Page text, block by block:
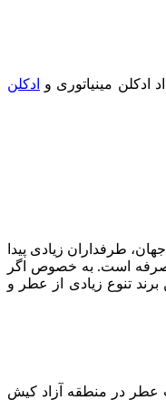
مینیاتوری و ادکلن
طرفداران زیادی پیدا
است. به خصوص اگر
تنوع زیادی از عطر و
الیزه کیش در سال 2001 فعالیت خود را در زمینه ساخت عطر در منطقه آزاد کیش